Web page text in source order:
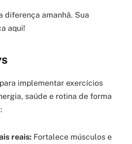
diferença amanhã. Sua
aqui!
implementar exercícios
saúde e rotina de forma
reais: Fortalece músculos e